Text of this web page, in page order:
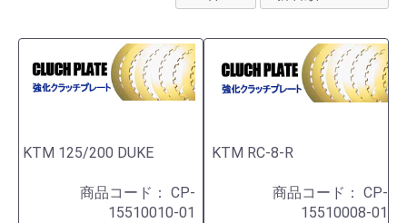
KTM 125/200 DUKE
商品コード： CP-
15510010-01
KTM RC-8-R
商品コード： CP-
15510008-01